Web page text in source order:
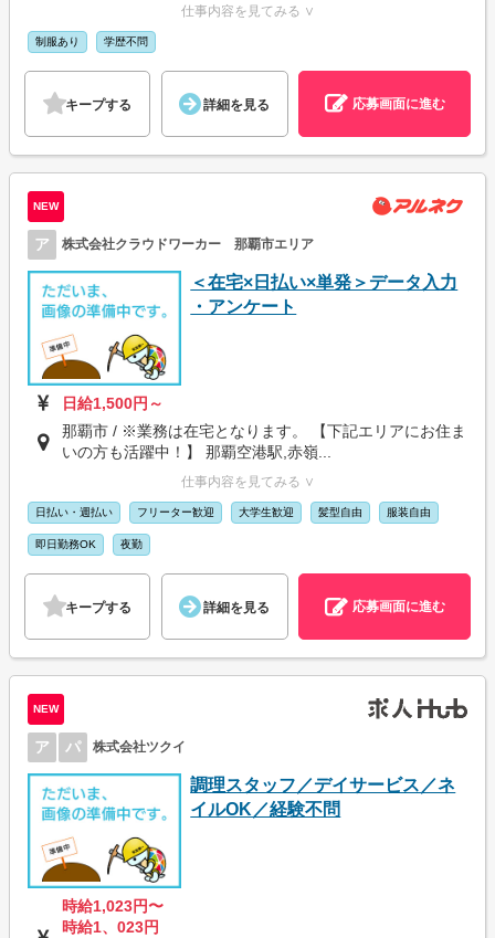
仕事内容を見てみる ∨
制服あり 学歴不問
キープする 詳細を見る 応募画面に進む
NEW
ア 株式会社クラウドワーカー 那覇市エリア
＜在宅×日払い×単発＞データ入力
・アンケート
日給1,500円～
那覇市 / ※業務は在宅となります。 【下記エリアにお住ま
いの方も活躍中！】 那覇空港駅,赤嶺...
仕事内容を見てみる ∨
日払い・週払い フリーター歓迎 大学生歓迎 髪型自由 服装自由
即日勤務OK 夜勤
キープする 詳細を見る 応募画面に進む
NEW
ア パ 株式会社ツクイ
調理スタッフ／デイサービス／ネ
イルOK／経験不問
時給1,023円〜
時給1、023円